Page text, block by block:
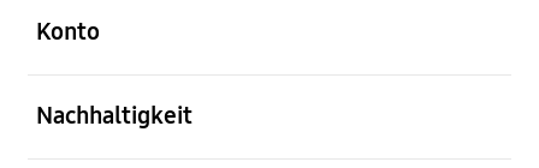
Konto
Nachhaltigkeit